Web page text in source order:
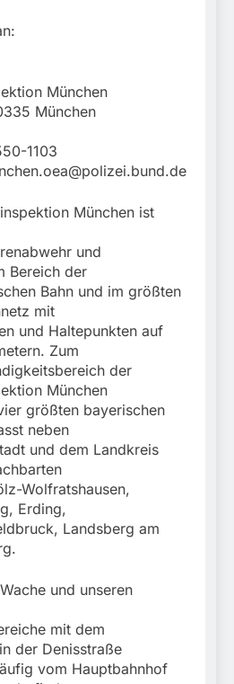
München
München
1103
München ist
und
Bereich der
Bahn und im größten
mit
und Haltepunkten auf
Zum
der
München
größten bayerischen
neben
und dem Landkreis
Wolfratshausen,
Erding,
Landsberg am
und unseren
mit dem
der Denisstraße
vom Hauptbahnhof